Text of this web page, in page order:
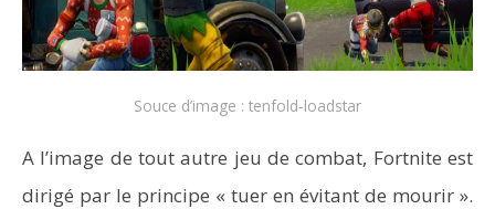
Souce d’image : tenfold-loadstar
A l’image de tout autre jeu de combat, Fortnite est
dirigé par le principe « tuer en évitant de mourir ».